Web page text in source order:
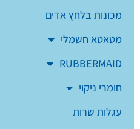
מכונות בלחץ אדים
מטאטא חשמלי
RUBBERMAID
חומרי ניקוי
עגלות שרות